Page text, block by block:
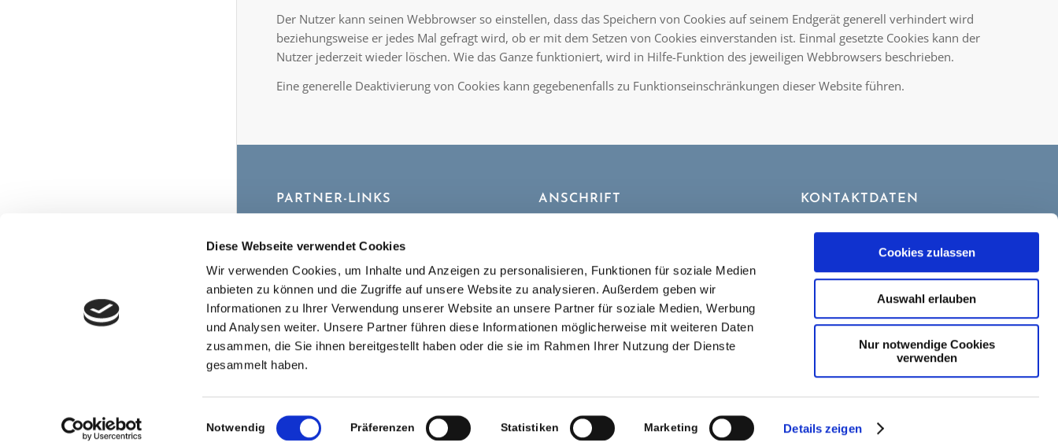
Diese Webseite verwendet Cookies
Wir verwenden Cookies, um Inhalte und Anzeigen zu personalisieren, Funktionen für soziale Medien
anbieten zu können und die Zugriffe auf unsere Website zu analysieren. Außerdem geben wir
Informationen zu Ihrer Verwendung unserer Website an unsere Partner für soziale Medien, Werbung
und Analysen weiter. Unsere Partner führen diese Informationen möglicherweise mit weiteren Daten
zusammen, die Sie ihnen bereitgestellt haben oder die sie im Rahmen Ihrer Nutzung der Dienste
gesammelt haben.
Einwilligungsauswahl
Notwendig Präferenzen Statistiken Marketing Details zeigen
Cookies zulassen
Auswahl erlauben
Nur notwendige Cookies
verwenden
Der Nutzer kann seinen Webbrowser so einstellen, dass das Speichern von Cookies auf seinem Endgerät generell verhindert wird
beziehungsweise er jedes Mal gefragt wird, ob er mit dem Setzen von Cookies einverstanden ist. Einmal gesetzte Cookies kann der
Nutzer jederzeit wieder löschen. Wie das Ganze funktioniert, wird in Hilfe-Funktion des jeweiligen Webbrowsers beschrieben.
Eine generelle Deaktivierung von Cookies kann gegebenenfalls zu Funktionseinschränkungen dieser Website führen.
PARTNER-LINKS ANSCHRIFT
Impressum|Datenschutz|Cookie-
Richtlinie
KONTAKTDATEN
Fax 0 88 06 – 95 81 64
info@ammersee-anwalt.de
© Copyright - Anwaltskanzlei Ralf Wiesner